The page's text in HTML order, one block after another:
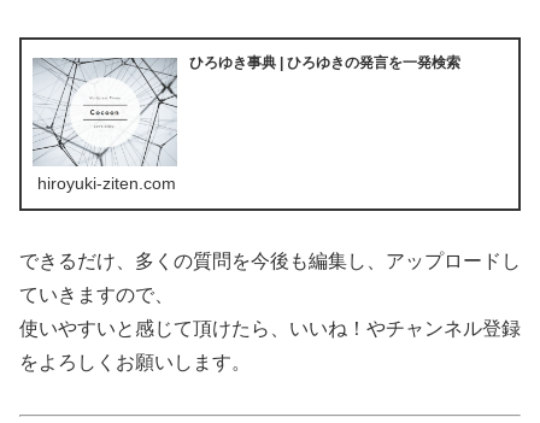
ひろゆき事典 | ひろゆきの発言を一発検索
hiroyuki-ziten.com
できるだけ、多くの質問を今後も編集し、アップロードし
ていきますので、
使いやすいと感じて頂けたら、いいね！やチャンネル登録
をよろしくお願いします。